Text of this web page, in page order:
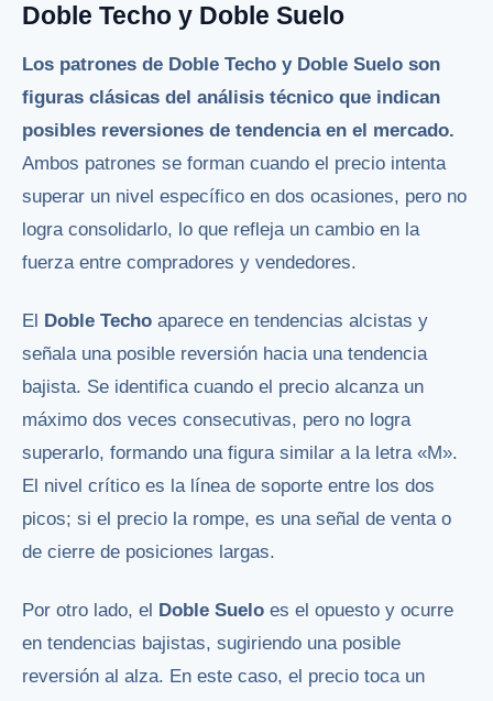
Doble Techo y Doble Suelo
Los patrones de Doble Techo y Doble Suelo son
figuras clásicas del análisis técnico que indican
posibles reversiones de tendencia en el mercado.
Ambos patrones se forman cuando el precio intenta
superar un nivel específico en dos ocasiones, pero no
logra consolidarlo, lo que refleja un cambio en la
fuerza entre compradores y vendedores.
El Doble Techo aparece en tendencias alcistas y
señala una posible reversión hacia una tendencia
bajista. Se identifica cuando el precio alcanza un
máximo dos veces consecutivas, pero no logra
superarlo, formando una figura similar a la letra «M».
El nivel crítico es la línea de soporte entre los dos
picos; si el precio la rompe, es una señal de venta o
de cierre de posiciones largas.
Por otro lado, el Doble Suelo es el opuesto y ocurre
en tendencias bajistas, sugiriendo una posible
reversión al alza. En este caso, el precio toca un